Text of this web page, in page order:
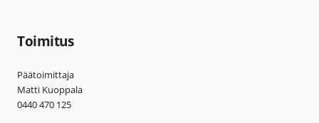
Toimitus
Päätoimittaja
Matti Kuoppala
0440 470 125